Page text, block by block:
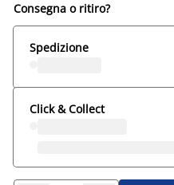
Consegna o ritiro?
Spedizione
Click & Collect